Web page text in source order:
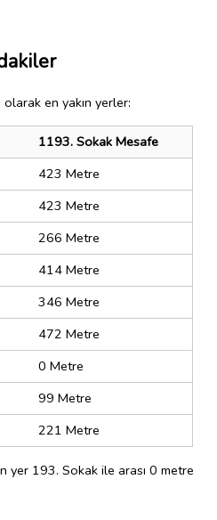
en yakın yerler:
1193. Sokak Mesafe
423 Metre
423 Metre
266 Metre
414 Metre
346 Metre
472 Metre
0 Metre
99 Metre
221 Metre
yer 193. Sokak ile arası 0 metre